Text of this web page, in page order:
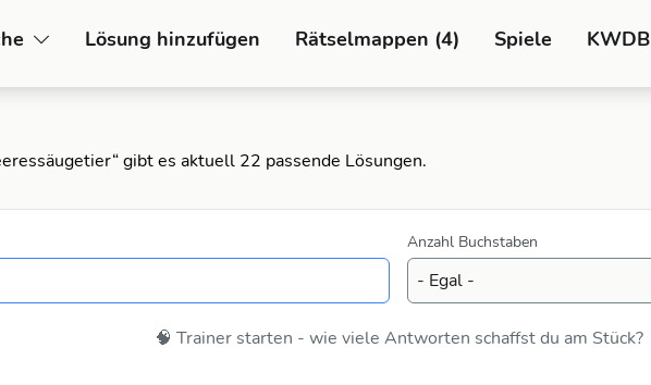
Lösung hinzufügen Rätselmappen (4) Spiele KWDB
gibt es aktuell 22 passende Lösungen.
Anzahl Buchstaben
🧠 Trainer starten - wie viele Antworten schaffst du am Stück?